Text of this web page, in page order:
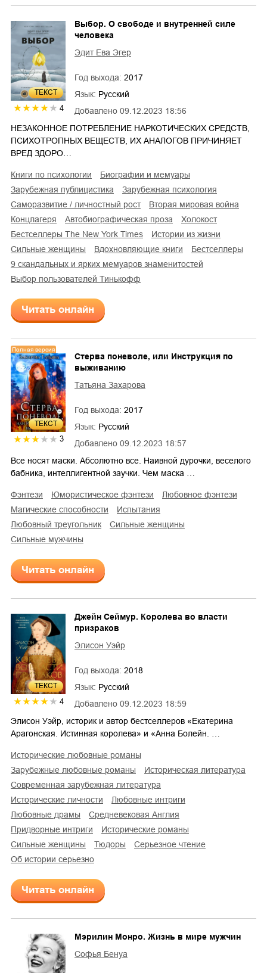
ТЕКСТ
4 Добавлено 09.12.2023 18:56
Выбор. О свободе и внутренней силе
человека
Эдит Ева Эгер
Год выхода: 2017
Язык: Русский
НЕЗАКОННОЕ ПОТРЕБЛЕНИЕ НАРКОТИЧЕСКИХ СРЕДСТВ,
ПСИХОТРОПНЫХ ВЕЩЕСТВ, ИХ АНАЛОГОВ ПРИЧИНЯЕТ
ВРЕД ЗДОРО…
книги по психологии
биографии и мемуары
зарубежная публицистика
зарубежная психология
саморазвитие / личностный рост
Вторая мировая война
концлагеря
автобиографическая проза
Холокост
бестселлеры The New York Times
истории из жизни
сильные женщины
вдохновляющие книги
Бестселлеры
9 скандальных и ярких мемуаров знаменитостей
Выбор пользователей Тинькофф
Читать онлайн
ТЕКСТ
Полная версия
3 Добавлено 09.12.2023 18:57
Стерва поневоле, или Инструкция по
выживанию
Татьяна Захарова
Год выхода: 2017
Язык: Русский
Все носят маски. Абсолютно все. Наивной дурочки, веселого
бабника, интеллигентной заучки. Чем маска …
фэнтези юмористическое фэнтези
любовное фэнтези
магические способности
испытания
любовный треугольник
сильные женщины
сильные мужчины
Читать онлайн
ТЕКСТ
4 Добавлено 09.12.2023 18:59
Джейн Сеймур. Королева во власти
призраков
Элисон Уэйр
Год выхода: 2018
Язык: Русский
Элисон Уэйр, историк и автор бестселлеров «Екатерина
Арагонская. Истинная королева» и «Анна Болейн. …
исторические любовные романы
зарубежные любовные романы
историческая литература
современная зарубежная литература
исторические личности
любовные интриги
любовные драмы
средневековая Англия
придворные интриги
исторические романы
сильные женщины
Тюдоры
серьезное чтение
об истории серьезно
Читать онлайн
Мэрилин Монро. Жизнь в мире мужчин
Софья Бенуа